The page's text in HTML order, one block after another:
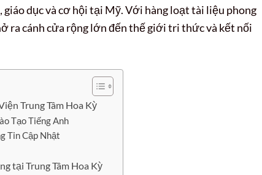
dục và cơ hội tại Mỹ. Với hàng loạt tài liệu phong
ra cánh cửa rộng lớn đến thế giới tri thức và kết nối
Trung Tâm Hoa Kỳ
Tạo Tiếng Anh
Tin Cập Nhật
tại Trung Tâm Hoa Kỳ